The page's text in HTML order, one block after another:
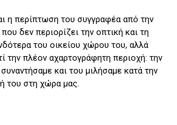
η περίπτωση του συγγραφέα από την
δεν περιορίζει την οπτική και τη
του οικείου χώρου του, αλλά
την πλέον αχαρτογράφητη περιοχή: την
συναντήσαμε και του μιλήσαμε κατά την
του στη χώρα μας.